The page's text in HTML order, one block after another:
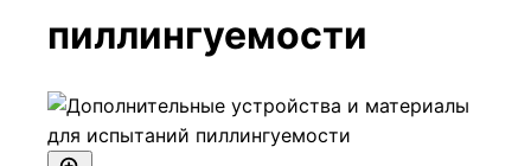
пиллингуемости